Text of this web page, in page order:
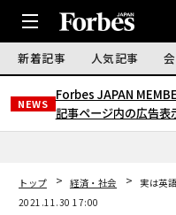
新着記事 人気記事
NEWS
Forbes JAPAN
記事ページ内の広告表
トップ 経済・社会
実は英
2021.11.30 17:00